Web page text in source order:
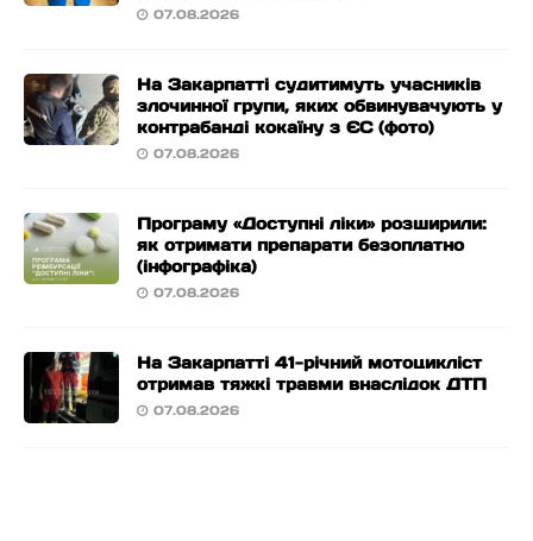
07.08.2026
На Закарпатті судитимуть учасників
злочинної групи, яких обвинувачують у
контрабанді кокаїну з ЄС (фото)
07.08.2026
Програму «Доступні ліки» розширили:
як отримати препарати безоплатно
(інфографіка)
07.08.2026
На Закарпатті 41-річний мотоцикліст
отримав тяжкі травми внаслідок ДТП
07.08.2026